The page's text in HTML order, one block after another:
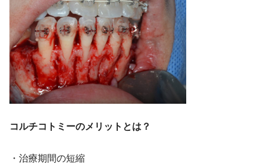
コルチコトミーのメリットとは？
・治療期間の短縮